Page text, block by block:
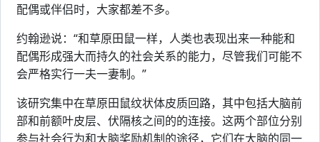
配偶或伴侣时，大家都差不多。
约翰逊说：“和草原田鼠一样，人类也表现出来一种能和
配偶形成强大而持久的社会关系的能力，尽管我们可能不
会严格实行一夫一妻制。”
该研究集中在草原田鼠纹状体皮质回路，其中包括大脑前
部和前额叶皮层、伏隔核之间的的连接。这两个部位分别
参与社会行为和大脑奖励机制的途径，它们在大脑的同一